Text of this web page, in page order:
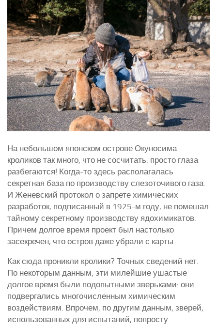
На небольшом японском острове Окуносима
кроликов так много, что не сосчитать: просто глаза
разбегаются! Когда-то здесь располагалась
секретная база по производству слезоточивого газа.
И Женевский протокол о запрете химических
разработок, подписанный в 1925-м году, не помешал
тайному секретному производству ядохимикатов.
Причем долгое время проект был настолько
засекречен, что остров даже убрали с карты.
Как сюда проникли кролики? Точных сведений нет.
По некоторым данным, эти милейшие ушастые
долгое время были подопытными зверьками: они
подвергались многочисленным химическим
воздействиям. Впрочем, по другим данным, зверей,
использованных для испытаний, попросту